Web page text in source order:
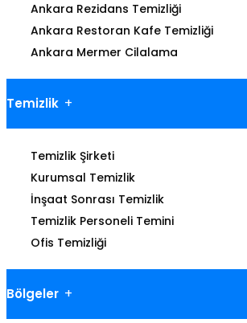
Ankara Rezidans Temizliği
Ankara Restoran Kafe Temizliği
Ankara Mermer Cilalama
Temizlik
Temizlik Şirketi
Kurumsal Temizlik
İnşaat Sonrası Temizlik
Temizlik Personeli Temini
Ofis Temizliği
Bölgeler